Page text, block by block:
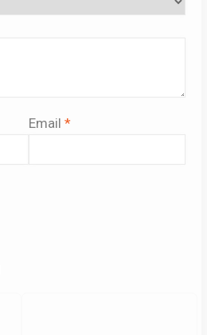
Email *